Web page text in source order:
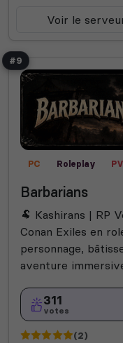
Voir le
#9
PC Roleplay
Barbarians
🐏 Kashirans | RP
Conan Exiles en
personnage,
aventure
311
votes
(2)